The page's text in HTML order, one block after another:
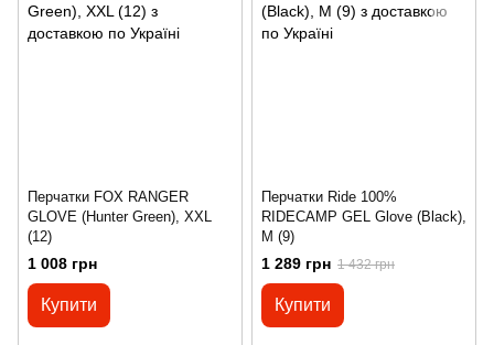
Перчатки FOX RANGER
GLOVE (Hunter Green), XXL
(12)
1 008 грн
Купити
Перчатки Ride 100%
RIDECAMP GEL Glove (Black),
M (9)
1 289 грн 1 432 грн
Купити